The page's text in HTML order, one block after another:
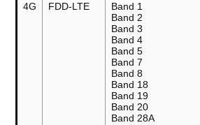
4G FDD-LTE
Band 1
Band 2
Band 3
Band 4
Band 5
Band 7
Band 8
Band 18
Band 19
Band 20
Band 28A